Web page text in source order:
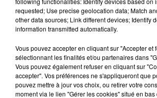
5 août 2026
Becky G sur son
requested; Use precise geolocation data; Match
other data sources; Link different devices; Identify
information transmitted automatically.
Vous pouvez accepter en cliquant sur "Accepter et
sélectionnant les finalités et/ou partenaires dans
Vous pouvez également refuser en cliquant sur
accepter". Vos préférences ne s'appliqueront que
pouvez mettre à jour vos choix, ou retirer votre
moment via le lien "Gérer les cookies" situé en